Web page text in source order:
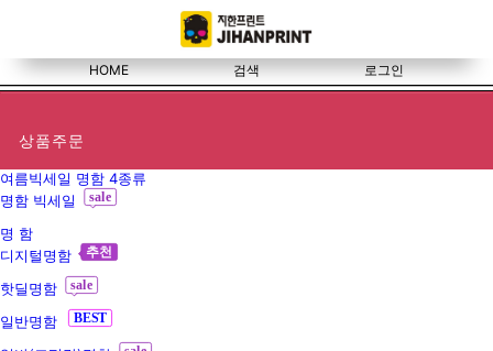
HOME 검색 로그인
상품주문
여름빅세일 명함 4종류
명함 빅세일
sale
명 함
디지털명함
추천
핫딜명함 sale
일반명함 BEST